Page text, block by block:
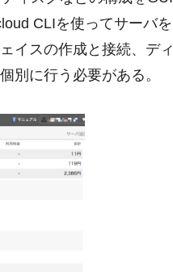
CLIを使ってサーバを
イスの作成と接続、ディ
別に行う必要がある。